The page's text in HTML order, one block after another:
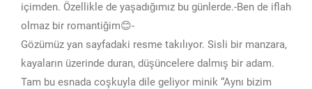
içimden. Özellikle de yaşadığımız bu günlerde.-Ben de iflah
olmaz bir romantiğim😊-
Gözümüz yan sayfadaki resme takılıyor. Sisli bir manzara,
kayaların üzerinde duran, düşüncelere dalmış bir adam.
Tam bu esnada coşkuyla dile geliyor minik “Aynı bizim